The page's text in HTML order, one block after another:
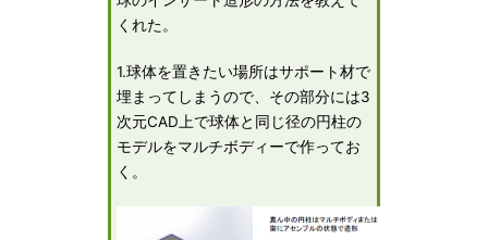
くれた。
1.球体を置きたい場所はサポート材で
埋まってしまうので、その部分には3
次元CAD上で球体と同じ径の円柱の
モデルをマルチボディーで作ってお
く。